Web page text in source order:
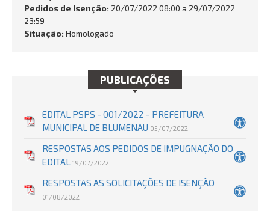
BUSCAR
Pedidos de Isenção: 20/07/2022 08:00 a 29/07/2022
23:59
Situação: Homologado
PUBLICAÇÕES
EDITAL PSPS - 001/2022 - PREFEITURA
MUNICIPAL DE BLUMENAU 05/07/2022
RESPOSTAS AOS PEDIDOS DE IMPUGNAÇÃO DO
EDITAL 19/07/2022
RESPOSTAS AS SOLICITAÇÕES DE ISENÇÃO
01/08/2022